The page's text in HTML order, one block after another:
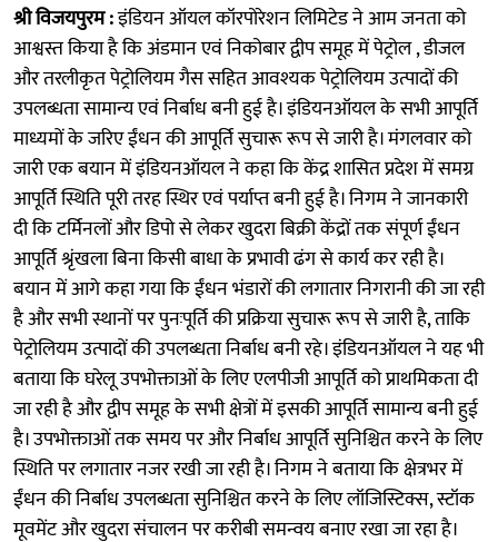
श्री विजयपुरम :इंडियन ऑयल कॉरपोरेशन लिमिटेड ने आम जनता को
आश्वस्त किया है कि अंडमान एवं निकोबार द्वीप समूह में पेट्रोल , डीजल
और तरलीकृत पेट्रोलियम गैस सहित आवश्यक पेट्रोलियम उत्पादों की
उपलब्धता सामान्य एवं निर्बाध बनी हुई है। इंडियनऑयल के सभी आपूर्ति
माध्यमों के जरिए ईंधन की आपूर्ति सुचारू रूप से जारी है। मंगलवार को
जारी एक बयान में इंडियनऑयल ने कहा कि केंद्र शासित प्रदेश में समग्र
आपूर्ति स्थिति पूरी तरह स्थिर एवं पर्याप्त बनी हुई है। निगम ने जानकारी
दी कि टर्मिनलों और डिपो से लेकर खुदरा बिक्री केंद्रों तक संपूर्ण ईंधन
आपूर्ति श्रृंखला बिना किसी बाधा के प्रभावी ढंग से कार्य कर रही है।
बयान में आगे कहा गया कि ईंधन भंडारों की लगातार निगरानी की जा रही
है और सभी स्थानों पर पुनःपूर्ति की प्रक्रिया सुचारू रूप से जारी है, ताकि
पेट्रोलियम उत्पादों की उपलब्धता निर्बाध बनी रहे। इंडियनऑयल ने यह भी
बताया कि घरेलू उपभोक्ताओं के लिए एलपीजी आपूर्ति को प्राथमिकता दी
जा रही है और द्वीप समूह के सभी क्षेत्रों में इसकी आपूर्ति सामान्य बनी हुई
है। उपभोक्ताओं तक समय पर और निर्बाध आपूर्ति सुनिश्चित करने के लिए
स्थिति पर लगातार नजर रखी जा रही है। निगम ने बताया कि क्षेत्रभर में
ईंधन की निर्बाध उपलब्धता सुनिश्चित करने के लिए लॉजिस्टिक्स, स्टॉक
मूवमेंट और खुदरा संचालन पर करीबी समन्वय बनाए रखा जा रहा है।